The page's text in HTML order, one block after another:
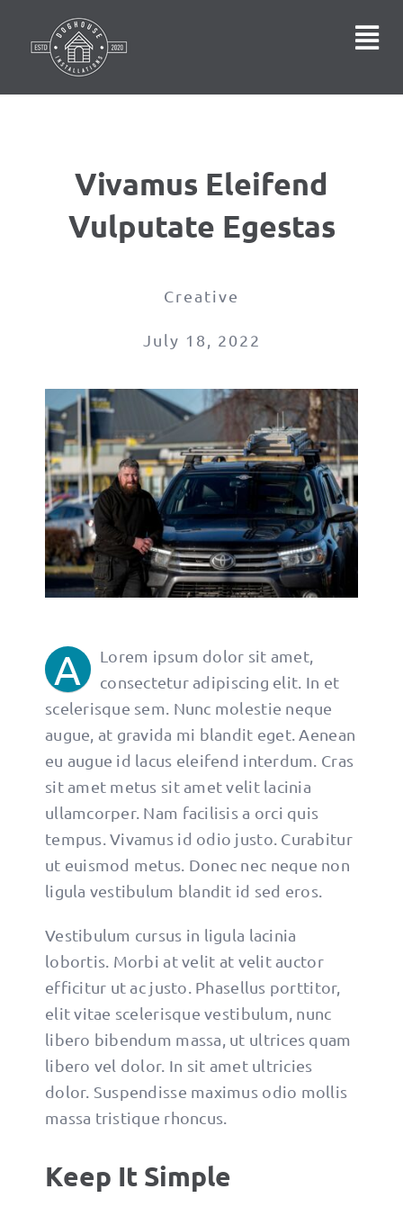
content
ENQUIRE
Vivamus Eleifend
Vulputate Egestas
Creative
July 18, 2022
A
Lorem ipsum dolor sit amet,
consectetur adipiscing elit. In et
scelerisque sem. Nunc molestie neque
augue, at gravida mi blandit eget. Aenean
eu augue id lacus eleifend interdum. Cras
sit amet metus sit amet velit lacinia
ullamcorper. Nam facilisis a orci quis
tempus. Vivamus id odio justo. Curabitur
ut euismod metus. Donec nec neque non
ligula vestibulum blandit id sed eros.
Vestibulum cursus in ligula lacinia
lobortis. Morbi at velit at velit auctor
efficitur ut ac justo. Phasellus porttitor,
elit vitae scelerisque vestibulum, nunc
libero bibendum massa, ut ultrices quam
libero vel dolor. In sit amet ultricies
dolor. Suspendisse maximus odio mollis
massa tristique rhoncus.
Keep It Simple